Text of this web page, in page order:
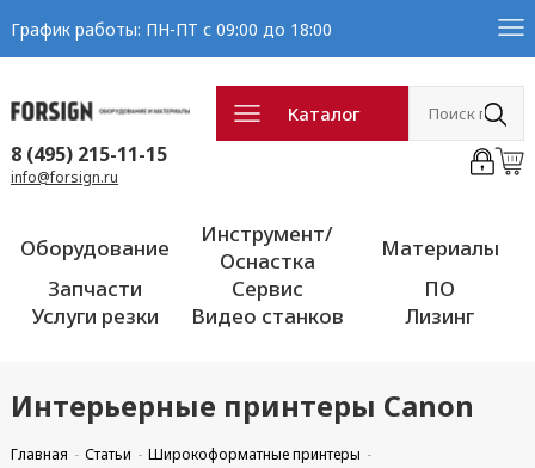
График работы: ПН-ПТ с 09:00 до 18:00
Каталог
8 (495) 215-11-15
info@forsign.ru
Оборудование
Инструмент/
Оснастка
Материалы
Запчасти
Сервис
ПО
Услуги резки
Видео станков Лизинг
Интерьерные принтеры Canon
Главная Статьи
Широкоформатные принтеры